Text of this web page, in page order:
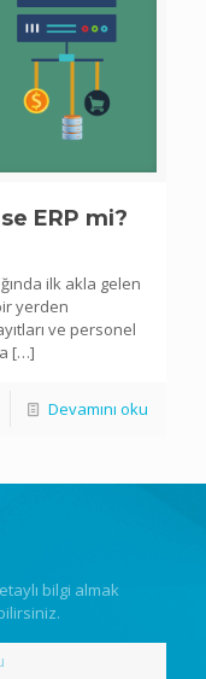
ERP mi?
ilk akla gelen
yerden
ve personel
[…]
Devamını oku
bilgi almak